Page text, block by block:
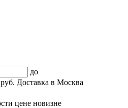
до
руб. Доставка в Москва
цене новизне